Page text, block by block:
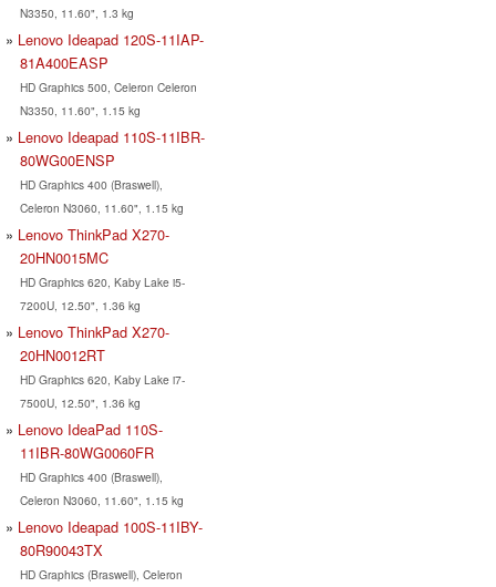
N3350, 11.60", 1.3 kg
Lenovo Ideapad 120S-11IAP-
81A400EASP
HD Graphics 500, Celeron Celeron
N3350, 11.60", 1.15 kg
Lenovo Ideapad 110S-11IBR-
80WG00ENSP
HD Graphics 400 (Braswell),
Celeron N3060, 11.60", 1.15 kg
Lenovo ThinkPad X270-
20HN0015MC
HD Graphics 620, Kaby Lake i5-
7200U, 12.50", 1.36 kg
Lenovo ThinkPad X270-
20HN0012RT
HD Graphics 620, Kaby Lake i7-
7500U, 12.50", 1.36 kg
Lenovo IdeaPad 110S-
11IBR-80WG0060FR
HD Graphics 400 (Braswell),
Celeron N3060, 11.60", 1.15 kg
Lenovo Ideapad 100S-11IBY-
80R90043TX
HD Graphics (Braswell), Celeron